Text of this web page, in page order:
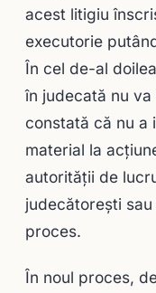
acest litigiu
executorie
În cel de-al
în judecată nu
constată că nu
material la
autorităţii de
judecătoreşti
proces.
În noul proces,